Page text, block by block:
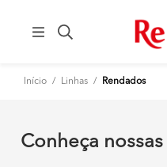
Início / Linhas / Rendados
Conheça